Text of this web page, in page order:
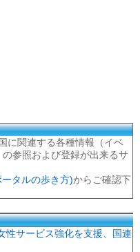
に関連する各種情報（イベ
参照および登録が出来るサ
タルの歩き方)からご確認下
性サービス強化を支援、国連